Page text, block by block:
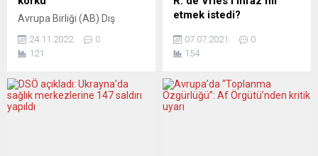
Avrupa Birliği (AB) Dış
Politikaları Yüksek Temsilcisi
Josep Borrell, Akdeniz’in
“ekonomik uçurumun”
büyüdüğünü belirterek daha
24.11.2022
0
121
etmek istedi?
vurulan Hollandalı
araştırmacı gazeteci Peter
ciddiyetini korurken, polis üç
şüpheliyi gözaltına aldı.
07.07.2021
0
154